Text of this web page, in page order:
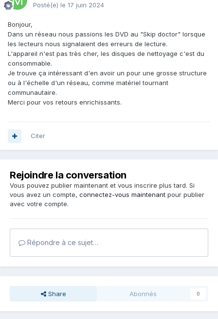
Posté(e) le 17 juin 2024
Bonjour,
Dans un réseau nous passions les DVD au "Skip doctor" lorsque
les lecteurs nous signalaient des erreurs de lecture.
L'appareil n'est pas très cher, les disques de nettoyage c'est du
consommable.
Je trouve ça intéressant d'en avoir un pour une grosse structure
ou à l'échelle d'un réseau, comme matériel tournant
communautaire.
Merci pour vos retours enrichissants.
Citer
Rejoindre la conversation
Vous pouvez publier maintenant et vous inscrire plus tard. Si
vous avez un compte, connectez-vous maintenant pour publier
avec votre compte.
Répondre à ce sujet…
Share Abonnés 0